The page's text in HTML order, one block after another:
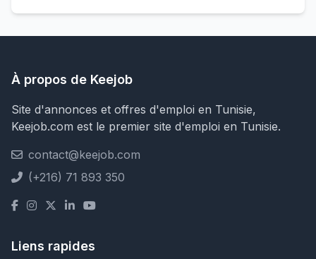
À propos de Keejob
Site d'annonces et offres d'emploi en Tunisie,
Keejob.com est le premier site d'emploi en Tunisie.
contact@keejob.com
(+216) 71 893 350
Liens rapides